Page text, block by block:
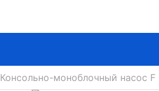
Консольно-моноблочный насос